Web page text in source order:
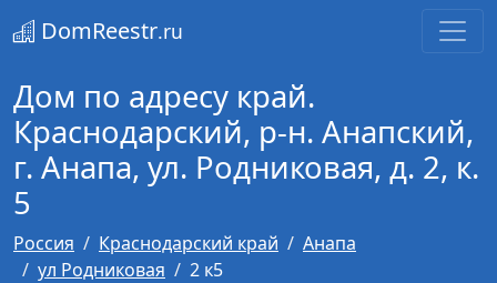
DomReestr.ru
Дом по адресу край.
Краснодарский, р-н. Анапский,
г. Анапа, ул. Родниковая, д. 2, к.
5
Россия Краснодарский край
Анапа
ул Родниковая
2 к5